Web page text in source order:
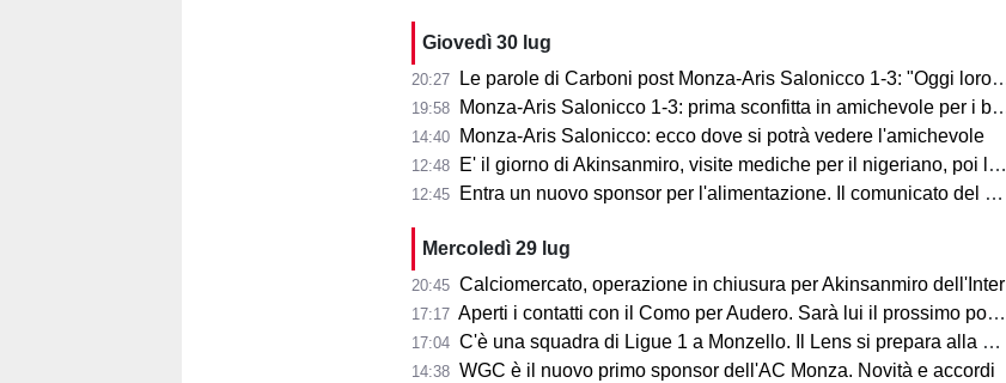
Giovedì 30 lug
20:27 Le parole di Carboni post Monza-Aris Salonicco 1-3: "Oggi loro più bravi di noi"
19:58 Monza-Aris Salonicco 1-3: prima sconfitta in amichevole per i brianzoli
14:40 Monza-Aris Salonicco: ecco dove si potrà vedere l'amichevole
12:48 E' il giorno di Akinsanmiro, visite mediche per il nigeriano, poi la firma
12:45 Entra un nuovo sponsor per l'alimentazione. Il comunicato del club biancorosso
Mercoledì 29 lug
20:45 Calciomercato, operazione in chiusura per Akinsanmiro dell'Inter
17:17 Aperti i contatti con il Como per Audero. Sarà lui il prossimo portiere biancorosso?
17:04 C'è una squadra di Ligue 1 a Monzello. Il Lens si prepara alla Como Cup in Brianza
14:38 WGC è il nuovo primo sponsor dell'AC Monza. Novità e accordi